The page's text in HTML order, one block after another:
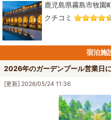
鹿児島県霧島市牧園
クチコミ
宿泊施
2026年のガーデンプール営業日
[更新] 2026/05/24 11:36